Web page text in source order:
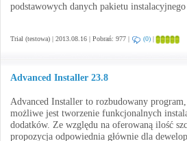
podstawowych danych pakietu
Trial (testowa) | 2013.08.16 | Pobrań: 977 | (0) |
Advanced Installer 23.8
Advanced Installer to rozbudowany
możliwe jest tworzenie funkcjonalnych
dodatków. Ze względu na oferowaną ilość
propozycja odpowiednia głównie dla